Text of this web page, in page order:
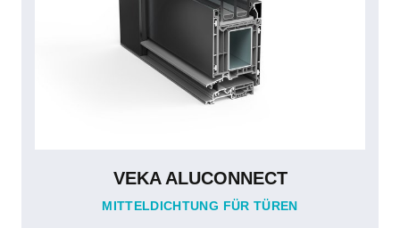
VEKA ALUCONNECT
MITTELDICHTUNG FÜR TÜREN